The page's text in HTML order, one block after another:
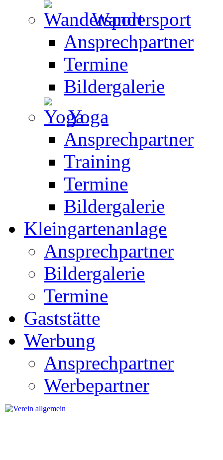
Wandersport
Ansprechpartner
Termine
Bildergalerie
Yoga
Ansprechpartner
Training
Termine
Bildergalerie
Kleingartenanlage
Ansprechpartner
Bildergalerie
Termine
Gaststätte
Werbung
Ansprechpartner
Werbepartner